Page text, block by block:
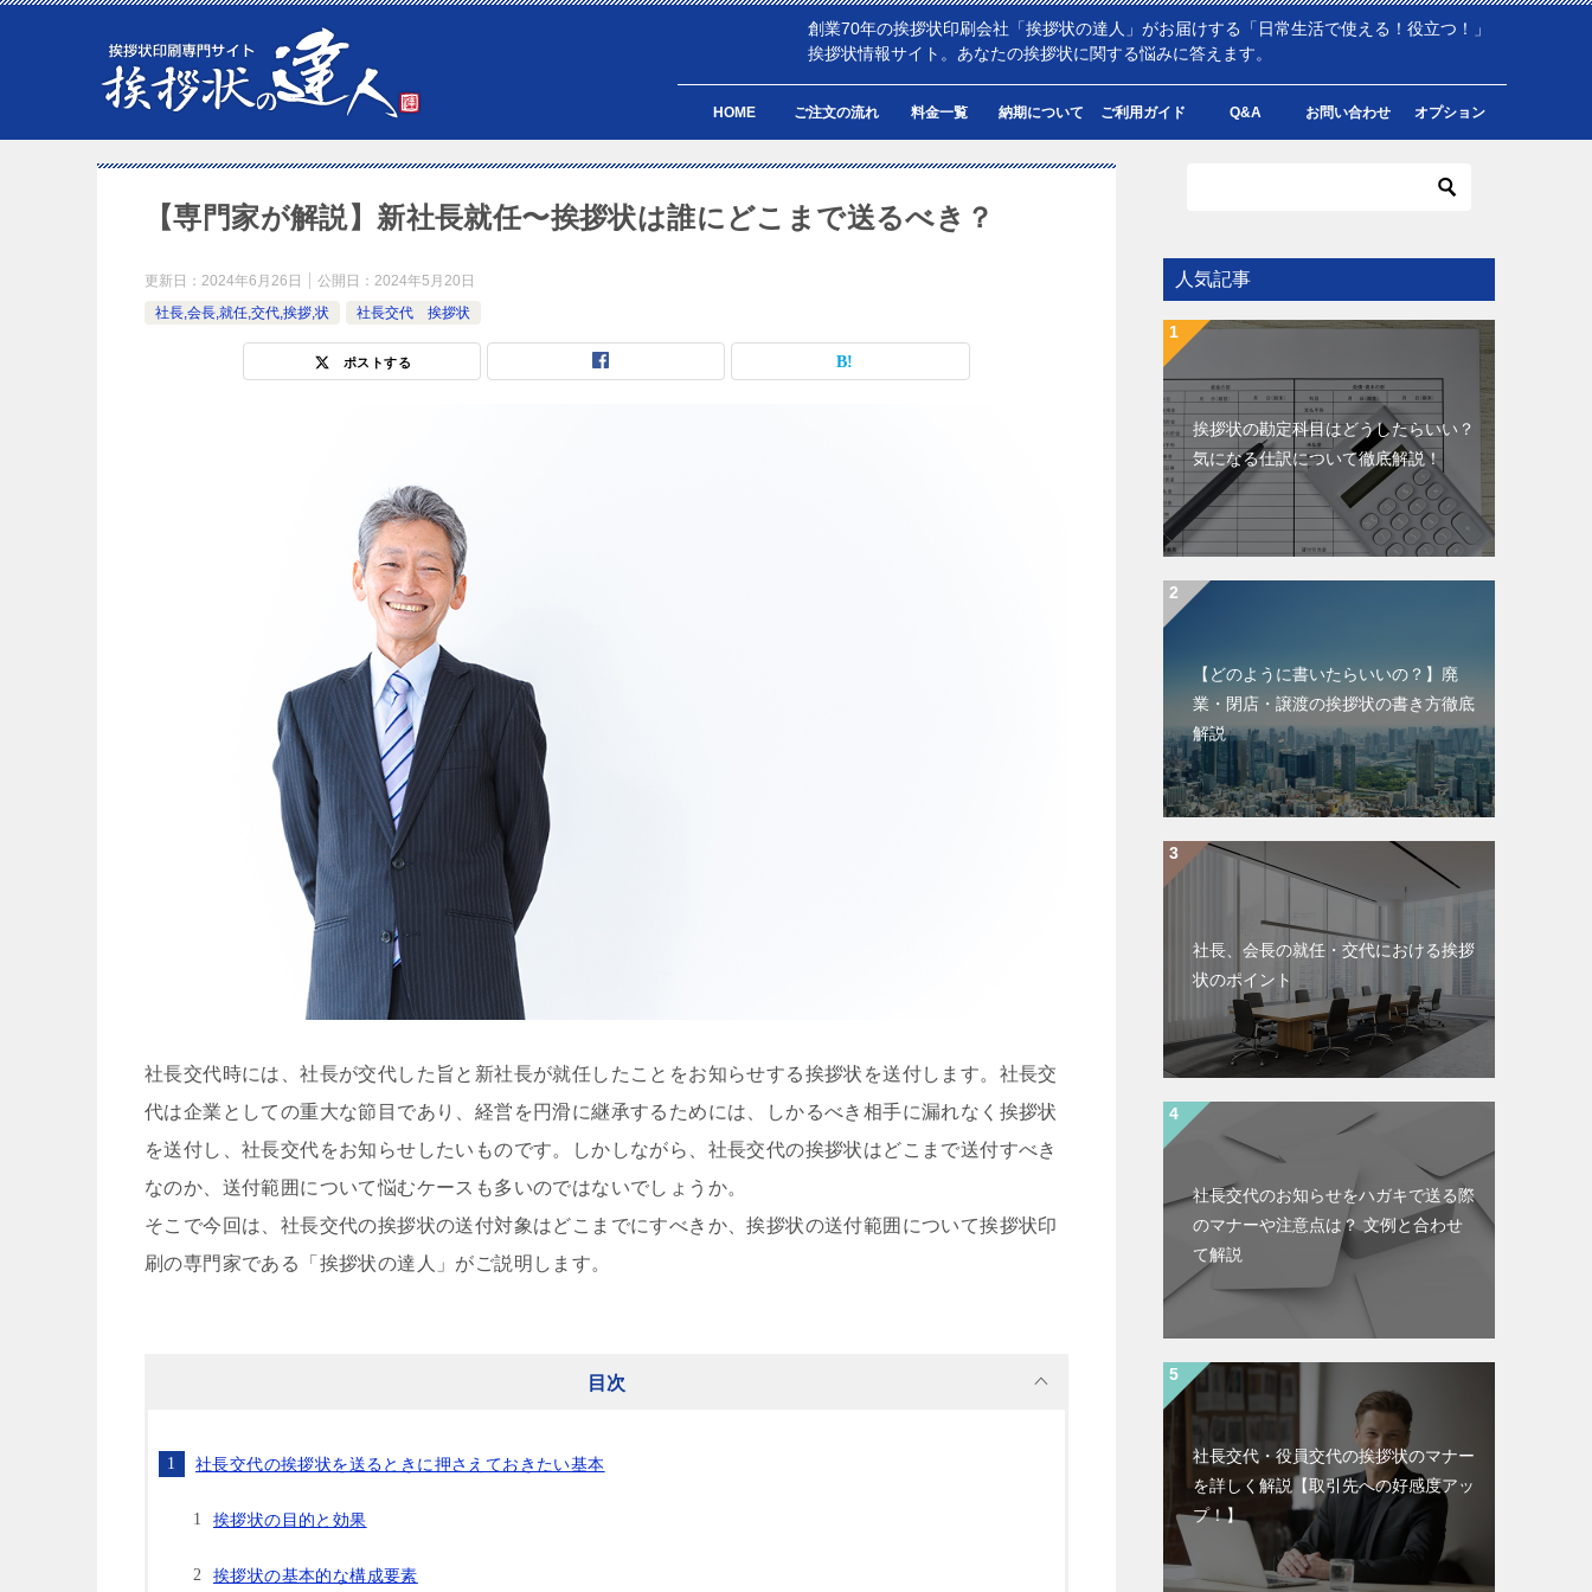
創業70年の挨拶状印刷会社「挨拶状の達人」がお届けする「日常生活で使える！役立つ！」
挨拶状情報サイト。あなたの挨拶状に関する悩みに答えます。
HOME ご注文の流れ 料金一覧 納期について ご利用ガイド Q&A お問い合わせ オプション
【専門家が解説】新社長就任〜挨拶状は誰にどこまで送るべき？
更新日： 2024年6月26日 公開日： 2024年5月20日
社長,会長,就任,交代,挨拶,状
社長交代 挨拶状
ポストする
社長交代時には、社長が交代した旨と新社長が就任したことをお知らせする挨拶状を送付します。社長交
代は企業としての重大な節目であり、経営を円滑に継承するためには、しかるべき相手に漏れなく挨拶状
を送付し、社長交代をお知らせしたいものです。しかしながら、社長交代の挨拶状はどこまで送付すべき
なのか、送付範囲について悩むケースも多いのではないでしょうか。
そこで今回は、社長交代の挨拶状の送付対象はどこまでにすべきか、挨拶状の送付範囲について挨拶状印
刷の専門家である「挨拶状の達人」がご説明します。
目次
社長交代の挨拶状を送るときに押さえておきたい基本
挨拶状の目的と効果
挨拶状の基本的な構成要素
人気記事
挨拶状の勘定科目はどうしたらいい？
気になる仕訳について徹底解説！
【どのように書いたらいいの？】廃
業・閉店・譲渡の挨拶状の書き方徹底
解説
社長、会長の就任・交代における挨拶
状のポイント
社長交代のお知らせをハガキで送る際
のマナーや注意点は？ 文例と合わせ
て解説
社長交代・役員交代の挨拶状のマナー
を詳しく解説【取引先への好感度アッ
プ！】